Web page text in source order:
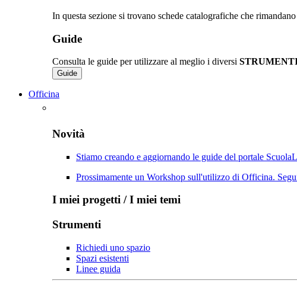
In questa sezione si trovano schede catalografiche che
Guide
Consulta le guide per utilizzare al meglio i diversi
Guide
Officina
Novità
Stiamo creando e aggiornando le guide del portale
Prossimamente un Workshop sull'utilizzo di Officina.
I miei progetti / I miei temi
Strumenti
Richiedi uno spazio
Spazi esistenti
Linee guida